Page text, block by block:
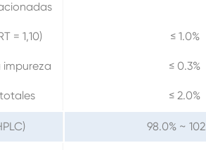
= 1,10) ≤ 1.0%
≤ 0.3%
≤ 2.0%
98.0% ~